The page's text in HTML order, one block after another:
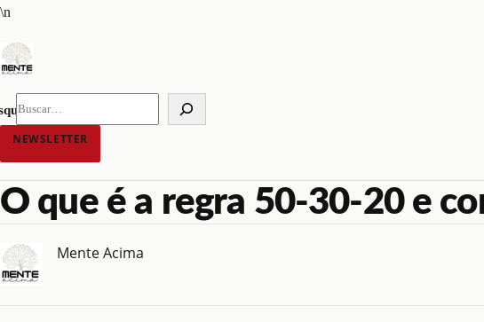
\n
o
NEWSLETTER
O que é a regra 50-30-20 e
Mente Acima